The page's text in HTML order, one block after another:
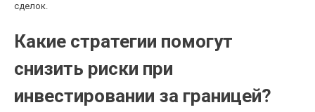
сделок.
Какие стратегии помогут
снизить риски при
инвестировании за границей?